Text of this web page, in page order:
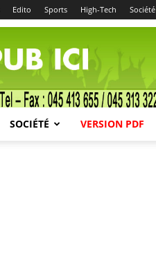
Edito Sports High-Tech Société
SOCIÉTÉ VERSION PDF